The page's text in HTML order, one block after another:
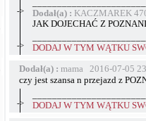
->
Dodał(a) : KACZMAREK
JAK DOJECHAĆ Z
->
DODAJ W TYM WĄTKU
Dodał(a) : mama 2016-07-05
czy jest szansa n przejazd z
->
DODAJ W TYM WĄTKU